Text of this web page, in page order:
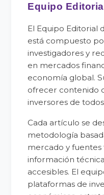
Equipo Editorial
El Equipo Editorial
está compuesto
investigadores y
en mercados
economía global.
ofrecer contenido
inversores de
Cada artículo se
metodología
mercado y
información
accesibles. El
plataformas de